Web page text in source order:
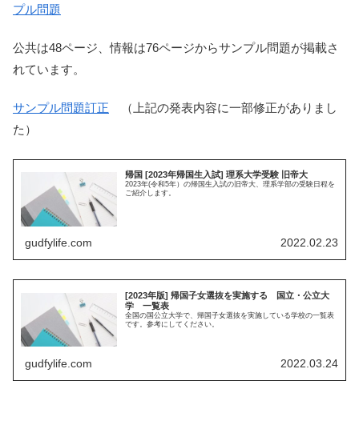
プル問題
公共は48ページ、情報は76ページからサンプル問題が掲載さ
れています。
サンプル問題訂正 （上記の発表内容に一部修正がありまし
た）
帰国 [2023年帰国生入試] 理系大学受験 旧帝大
2023年(令和5年）の帰国生入試の旧帝大、理系学部の受験日程を
ご紹介します。
gudfylife.com 2022.02.23
[2023年版] 帰国子女選抜を実施する 国立・公立大
学 一覧表
全国の国公立大学で、帰国子女選抜を実施している学校の一覧表
です。参考にしてください。
gudfylife.com 2022.03.24